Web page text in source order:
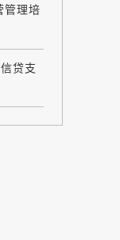
管理培
贷支